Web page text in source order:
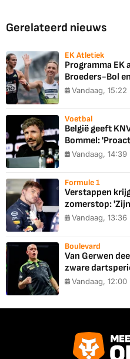
Gerelateerd nieuws
EK Atletiek
Programma EK
Broeders-Bol
Vandaag, 15:22
Voetbal
België geeft
Bommel:
Vandaag, 14:39
Formule 1
Verstappen
zomerstop:
Vandaag, 13:36
Boulevard
Van Gerwen
zware
Vandaag, 12:00